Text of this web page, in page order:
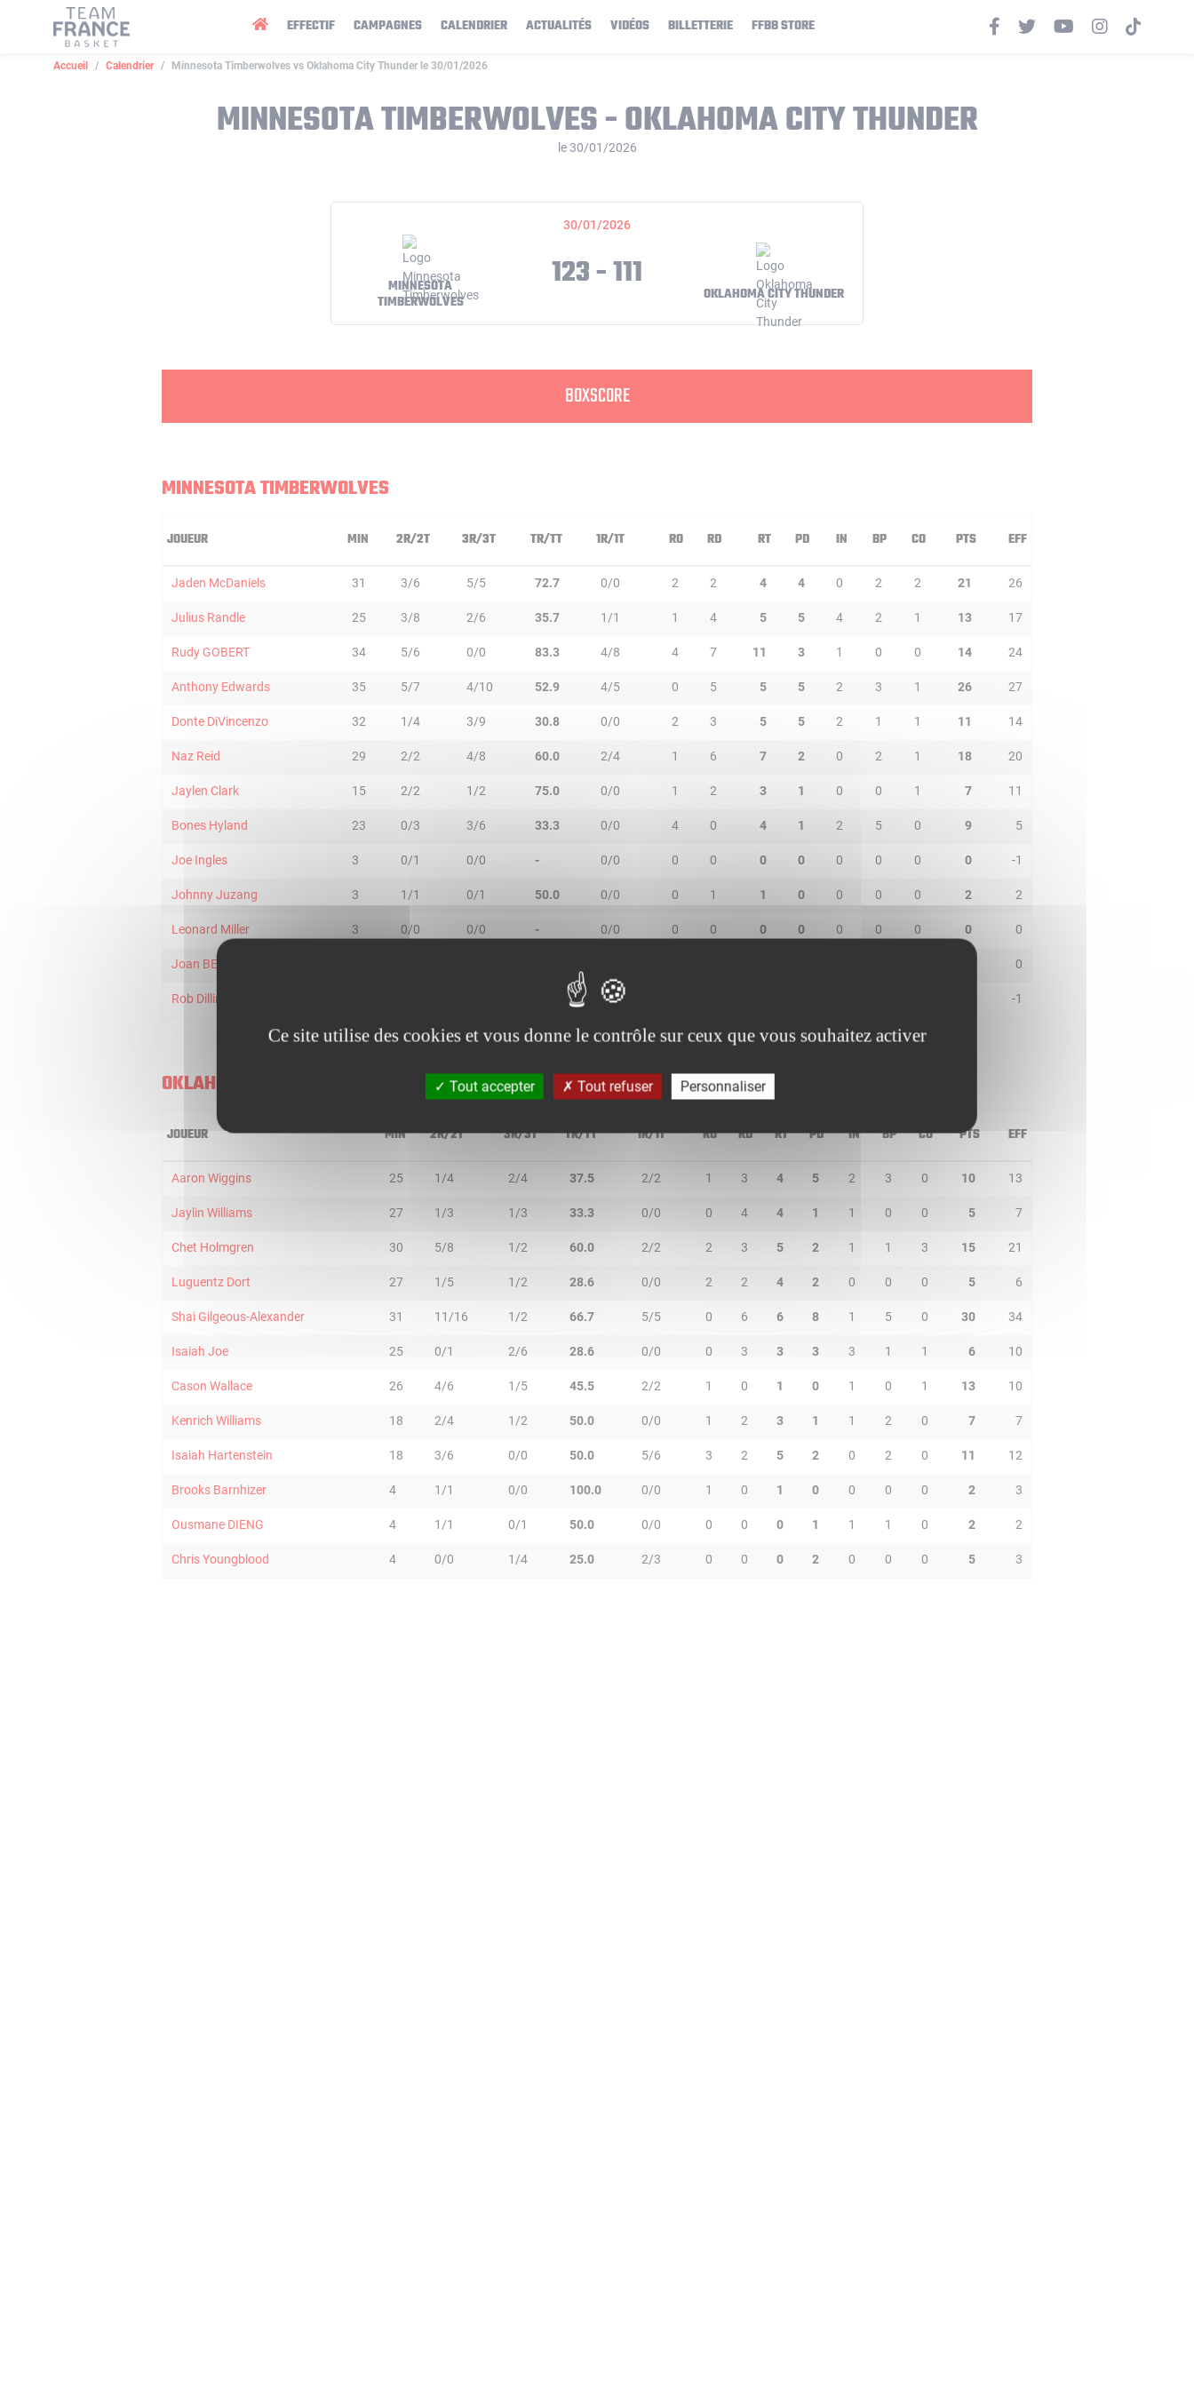
EFFECTIF CAMPAGNES CALENDRIER ACTUALITÉS VIDÉOS BILLETTERIE FFBB STORE
Accueil Calendrier Minnesota Timberwolves vs Oklahoma City Thunder le 30/01/2026
MINNESOTA TIMBERWOLVES - OKLAHOMA CITY THUNDER
le 30/01/2026
30/01/2026
MINNESOTA
TIMBERWOLVES
123 - 111 OKLAHOMA CITY THUNDER
BOXSCORE
MINNESOTA TIMBERWOLVES
JOUEUR MIN 2R/2T 3R/3T TR/TT 1R/1T RO RD RT PD IN BP CO PTS EFF
Jaden McDaniels 31 3/6 5/5 72.7 0/0 2 2 4 4 0 2 2 21 26
Julius Randle 25 3/8 2/6 35.7 1/1 1 4 5 5 4 2 1 13 17
Rudy GOBERT 34 5/6 0/0 83.3 4/8 4 7 11 3 1 0 0 14 24
Anthony Edwards 35 5/7 4/10 52.9 4/5 0 5 5 5 2 3 1 26 27
Donte DiVincenzo 32 1/4 3/9 30.8 0/0 2 3 5 5 2 1 1 11 14
Naz Reid 29 2/2 4/8 60.0 2/4 1 6 7 2 0 2 1 18 20
Jaylen Clark 15 2/2 1/2 75.0 0/0 1 2 3 1 0 0 1 7 11
Bones Hyland 23 0/3 3/6 33.3 0/0 4 0 4 1 2 5 0 9 5
Joe Ingles 3 0/1 0/0 - 0/0 0 0 0 0 0 0 0 0 -1
Johnny Juzang 3 1/1 0/1 50.0 0/0 0 1 1 0 0 0 0 2 2
Leonard Miller 3 0/0 0/0 - 0/0 0 0 0 0 0 0 0 0 0
Joan BERINGER 0
Rob Dillingham 0/0 -1
OKLAHOMA CITY THUNDER
JOUEUR MIN 2R/2T 3R/3T TR/TT 1R/1T RO RD RT PD IN BP CO PTS EFF
Aaron Wiggins 25 1/4 2/4 37.5 2/2 1 3 4 5 2 3 0 10 13
Jaylin Williams 27 1/3 1/3 33.3 0/0 0 4 4 1 1 0 0 5 7
Chet Holmgren 30 5/8 1/2 60.0 2/2 2 3 5 2 1 1 3 15 21
Luguentz Dort 27 1/5 1/2 28.6 0/0 2 2 4 2 0 0 0 5 6
Shai Gilgeous-Alexander 31 11/16 1/2 66.7 5/5 0 6 6 8 1 5 0 30 34
Isaiah Joe 25 0/1 2/6 28.6 0/0 0 3 3 3 3 1 1 6 10
Cason Wallace 26 4/6 1/5 45.5 2/2 1 0 1 0 1 0 1 13 10
Kenrich Williams 18 2/4 1/2 50.0 0/0 1 2 3 1 1 2 0 7 7
Isaiah Hartenstein 18 3/6 0/0 50.0 5/6 3 2 5 2 0 2 0 11 12
Brooks Barnhizer 4 1/1 0/0 100.0 0/0 1 0 1 0 0 0 0 2 3
Ousmane DIENG 4 1/1 0/1 50.0 0/0 0 0 0 1 1 1 0 2 2
Chris Youngblood 4 0/0 1/4 25.0 2/3 0 0 0 2 0 0 0 5 3
Panneau de gestion des cookies
Ce site utilise des cookies et vous donne le contrôle sur ceux que vous souhaitez activer
Tout accepter Tout refuser Personnaliser